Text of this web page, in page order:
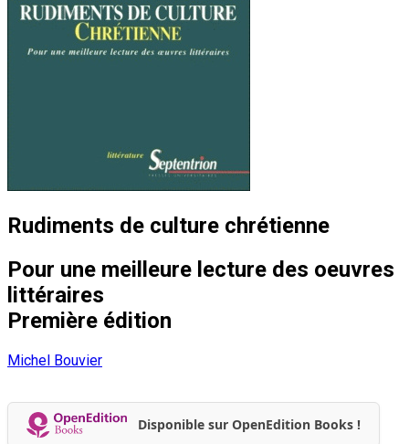
Rudiments de culture chrétienne
Pour une meilleure lecture des oeuvres
littéraires
Première édition
Michel Bouvier
Disponible sur OpenEdition Books !